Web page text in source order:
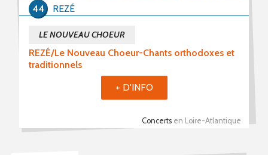
REZÉ/Le Nouveau Choeur-Chants orthodoxes et
traditionnels
LE NOUVEAU CHOEUR
Concerts en Loire-Atlantique
REZÉ
44
+ D'INFO